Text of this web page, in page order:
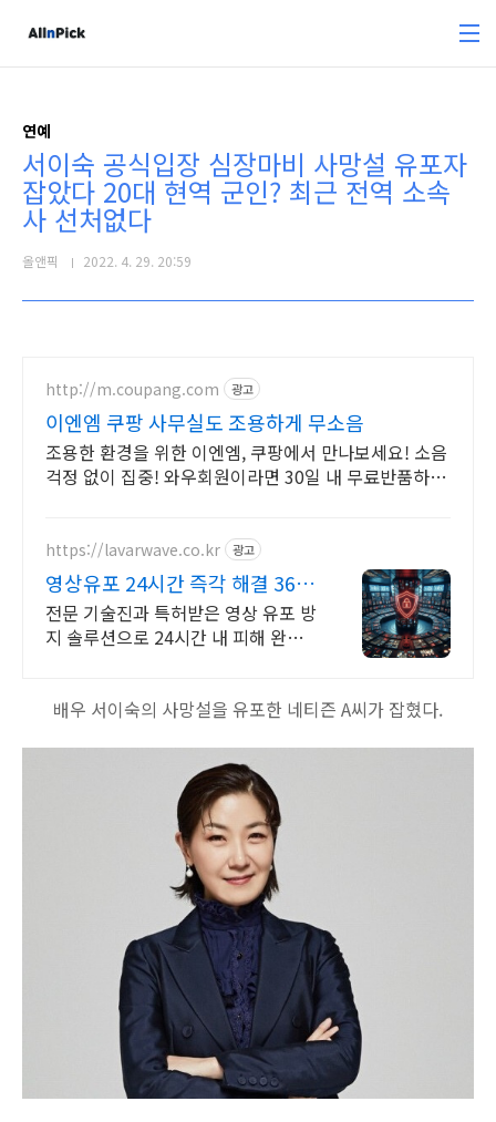
연예
서이숙 공식입장 심장마비 사망설 유포자
잡았다 20대 현역 군인? 최근 전역 소속
사 선처없다
올앤픽 2022. 4. 29. 20:59
http://m.coupang.com 광고
이엔엠 쿠팡 사무실도 조용하게 무소음
조용한 환경을 위한 이엔엠, 쿠팡에서 만나보세요! 소음
걱정 없이 집중! 와우회원이라면 30일 내 무료반품하세
https://lavarwave.co.kr 광고
영상유포 24시간 즉각 해결 365
일 상담으로 협박 구제
전문 기술진과 특허받은 영상 유포 방
지 솔루션으로 24시간 내 피해 완벽
배우 서이숙의 사망설을 유포한 네티즌 A씨가 잡혔다.